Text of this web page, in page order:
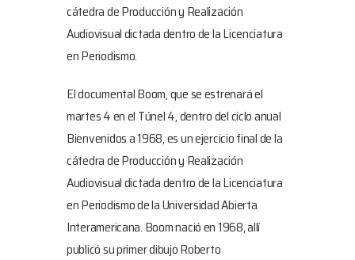
cátedra de Producción y Realización
Audiovisual dictada dentro de la Licenciatura
en Periodismo.
El documental Boom, que se estrenará el
martes 4 en el Túnel 4, dentro del ciclo anual
Bienvenidos a 1968, es un ejercicio final de la
cátedra de Producción y Realización
Audiovisual dictada dentro de la Licenciatura
en Periodismo de la Universidad Abierta
Interamericana. Boom nació en 1968, allí
publicó su primer dibujo Roberto